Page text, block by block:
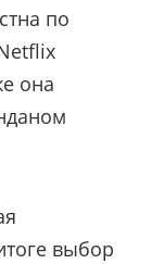
по
она
выбор